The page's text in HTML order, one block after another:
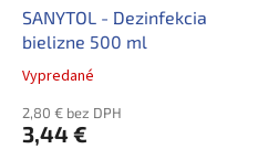
SANYTOL - Dezinfekcia
bielizne 500 ml
Vypredané
2,80 € bez DPH
3,44 €